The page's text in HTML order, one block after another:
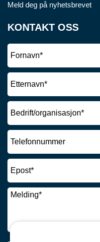
Meld deg på nyhetsbrevet
KONTAKT OSS